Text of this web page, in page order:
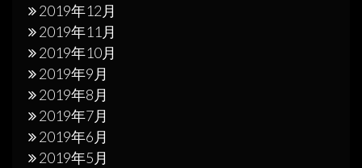
2019年12月
2019年11月
2019年10月
2019年9月
2019年8月
2019年7月
2019年6月
2019年5月